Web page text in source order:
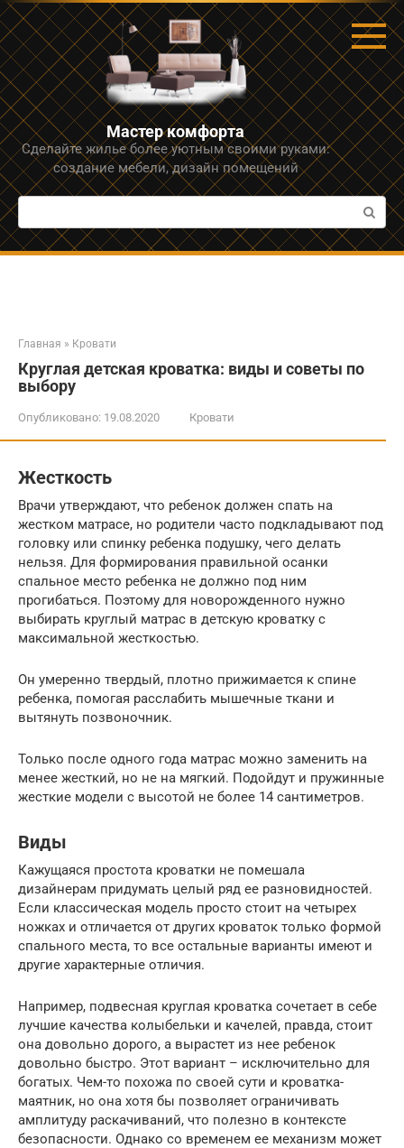
Перейти
к
контенту
Мастер комфорта
Сделайте жилье более уютным своими руками:
создание мебели, дизайн помещений
Поиск:
Главная » Кровати
Круглая детская кроватка: виды и советы по
выбору
Опубликовано: 19.08.2020 Кровати
Жесткость
Врачи утверждают, что ребенок должен спать на
жестком матрасе, но родители часто подкладывают под
головку или спинку ребенка подушку, чего делать
нельзя. Для формирования правильной осанки
спальное место ребенка не должно под ним
прогибаться. Поэтому для новорожденного нужно
выбирать круглый матрас в детскую кроватку с
максимальной жесткостью.
Он умеренно твердый, плотно прижимается к спине
ребенка, помогая расслабить мышечные ткани и
вытянуть позвоночник.
Только после одного года матрас можно заменить на
менее жесткий, но не на мягкий. Подойдут и пружинные
жесткие модели с высотой не более 14 сантиметров.
Виды
Кажущаяся простота кроватки не помешала
дизайнерам придумать целый ряд ее разновидностей.
Если классическая модель просто стоит на четырех
ножках и отличается от других кроваток только формой
спального места, то все остальные варианты имеют и
другие характерные отличия.
Например, подвесная круглая кроватка сочетает в себе
лучшие качества колыбельки и качелей, правда, стоит
она довольно дорого, а вырастет из нее ребенок
довольно быстро. Этот вариант – исключительно для
богатых. Чем-то похожа по своей сути и кроватка-
маятник, но она хотя бы позволяет ограничивать
амплитуду раскачиваний, что полезно в контексте
безопасности. Однако со временем ее механизм может